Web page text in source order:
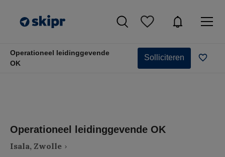
Operationeel leidinggevende
OK
Solliciteren
Operationeel leidinggevende OK
Isala, Zwolle